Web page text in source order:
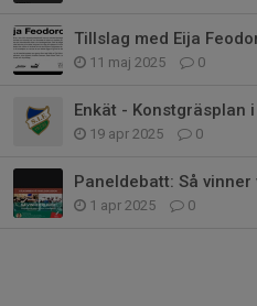
Tillslag med Eija
11 maj 2025 0
Enkät - Konstgräsplan
19 apr 2025 0
Paneldebatt: Så
1 apr 2025 0